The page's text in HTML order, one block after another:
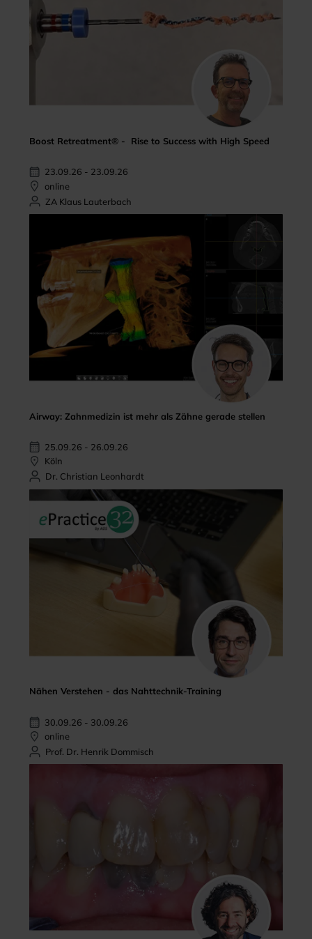
Boost Retreatment® - Rise to Success with High Speed
23.09.26 - 23.09.26
online
ZA Klaus Lauterbach
Airway: Zahnmedizin ist mehr als Zähne gerade stellen
25.09.26 - 26.09.26
Köln
Dr. Christian Leonhardt
Nähen Verstehen - das Nahttechnik-Training
30.09.26 - 30.09.26
online
Prof. Dr. Henrik Dommisch